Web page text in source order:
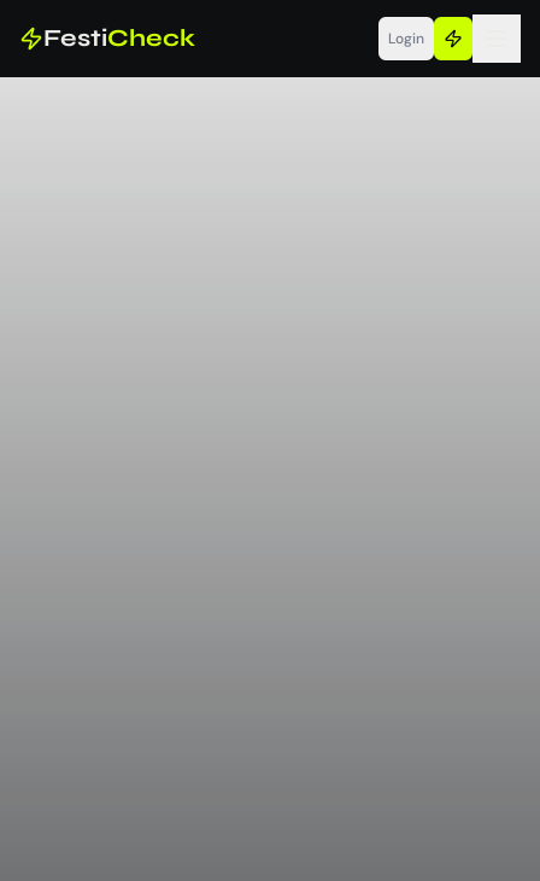
FestiCheck Login